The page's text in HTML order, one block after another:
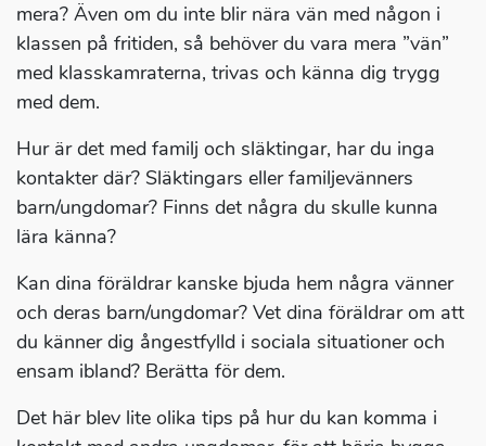
mera? Även om du inte blir nära vän med någon i
klassen på fritiden, så behöver du vara mera ”vän”
med klasskamraterna, trivas och känna dig trygg
med dem.
Hur är det med familj och släktingar, har du inga
kontakter där? Släktingars eller familjevänners
barn/ungdomar? Finns det några du skulle kunna
lära känna?
Kan dina föräldrar kanske bjuda hem några vänner
och deras barn/ungdomar? Vet dina föräldrar om att
du känner dig ångestfylld i sociala situationer och
ensam ibland? Berätta för dem.
Det här blev lite olika tips på hur du kan komma i